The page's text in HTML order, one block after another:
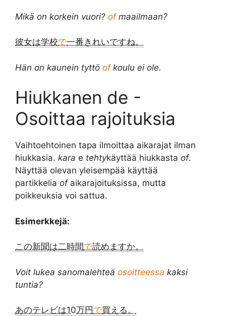
Mikä on korkein vuori? ofmaailmaan?
彼女は学校で一番きれいですね。
Hän on kaunein tyttö ofkoulu ei ole.
Hiukkanen de -
Osoittaa rajoituksia
Vaihtoehtoinen tapa ilmoittaa aikarajat ilman
hiukkasia. kara e tehtykäyttää hiukkasta of.
Näyttää olevan yleisempää käyttää
partikkelia of aikarajoituksissa, mutta
poikkeuksia voi sattua.
Esimerkkejä:
この新聞は二時間で読めますか。
Voit lukea sanomalehteä osoitteessa kaksi
tuntia?
あのテレビは10万円 で買える。